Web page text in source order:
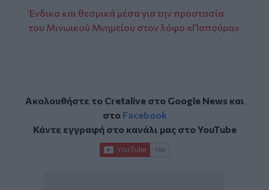
Ένδικα και θεσμικά μέσα για την προστασία
του Μινωικού Μνημείου στον λόφο «Παπούρα»
Ακολουθήστε το Cretalive στο Google Newsκαι
στο Facebook
Κάντε εγγραφή στο κανάλι μας στοYouTube